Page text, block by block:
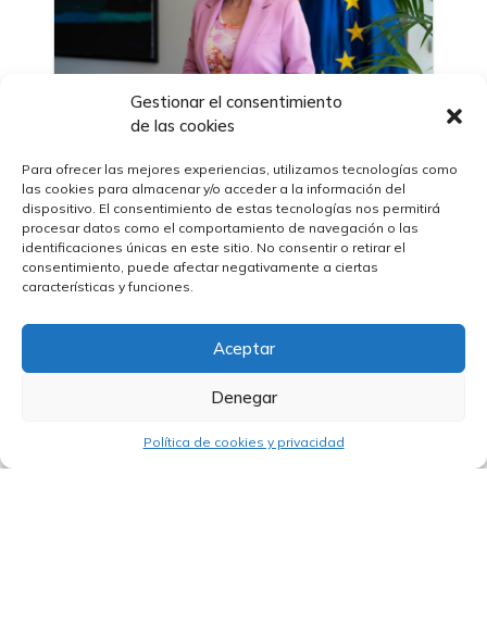
Gestionar el consentimiento
de las cookies
Para ofrecer las mejores experiencias, utilizamos tecnologías como
las cookies para almacenar y/o acceder a la información del
dispositivo. El consentimiento de estas tecnologías nos permitirá
procesar datos como el comportamiento de navegación o las
identificaciones únicas en este sitio. No consentir o retirar el
consentimiento, puede afectar negativamente a ciertas
características y funciones.
Aceptar
Denegar
Política de cookies y privacidad
12/12/2023
Nadia Calviño, vicepresidenta primera
del gobierno de España, consigue los
apoyos necesarios para presidir el Banco
Europeo de Inversiones